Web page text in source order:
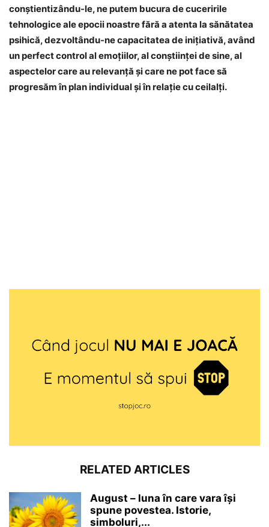
conştientizându-le, ne putem bucura de cuceririle
tehnologice ale epocii noastre fără a atenta la sănătatea
psihică, dezvoltându-ne capacitatea de iniţiativă, având
un perfect control al emoţiilor, al conştiinţei de sine, al
aspectelor care au relevanţă şi care ne pot face să
progresăm în plan individual şi în relaţie cu ceilalţi.
RELATED ARTICLES
August – luna în care vara își
spune povestea. Istorie,
simboluri,...